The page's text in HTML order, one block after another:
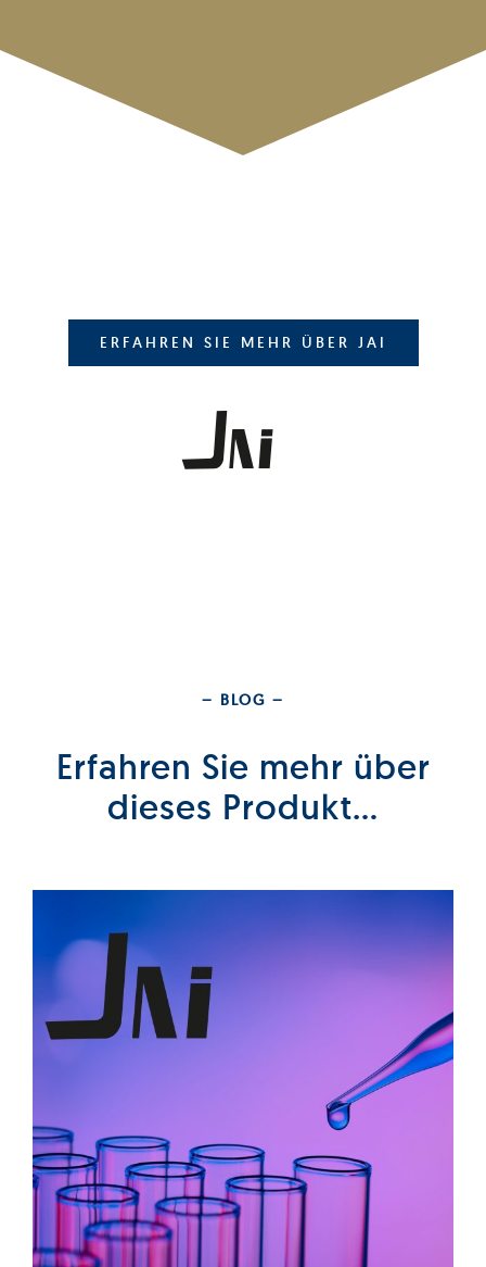
ERFAHREN SIE MEHR ÜBER JAI
– BLOG –
Erfahren Sie mehr über
dieses Produkt…